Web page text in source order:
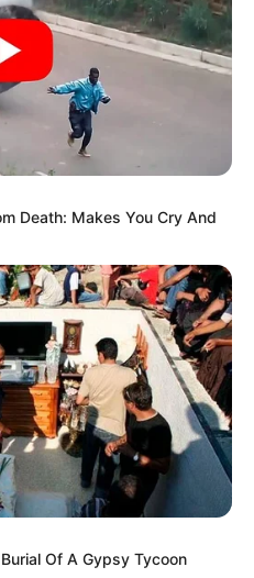
las noticias que le
estar bien informado, por
notificaciones de Alerta.
DE USAQUÉN
DE ENGATIVÁ
Death: Makes You Cry And
Of A Gypsy Tycoon